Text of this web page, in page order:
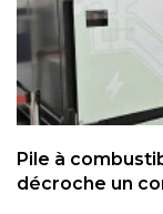
Pile à
décroche un